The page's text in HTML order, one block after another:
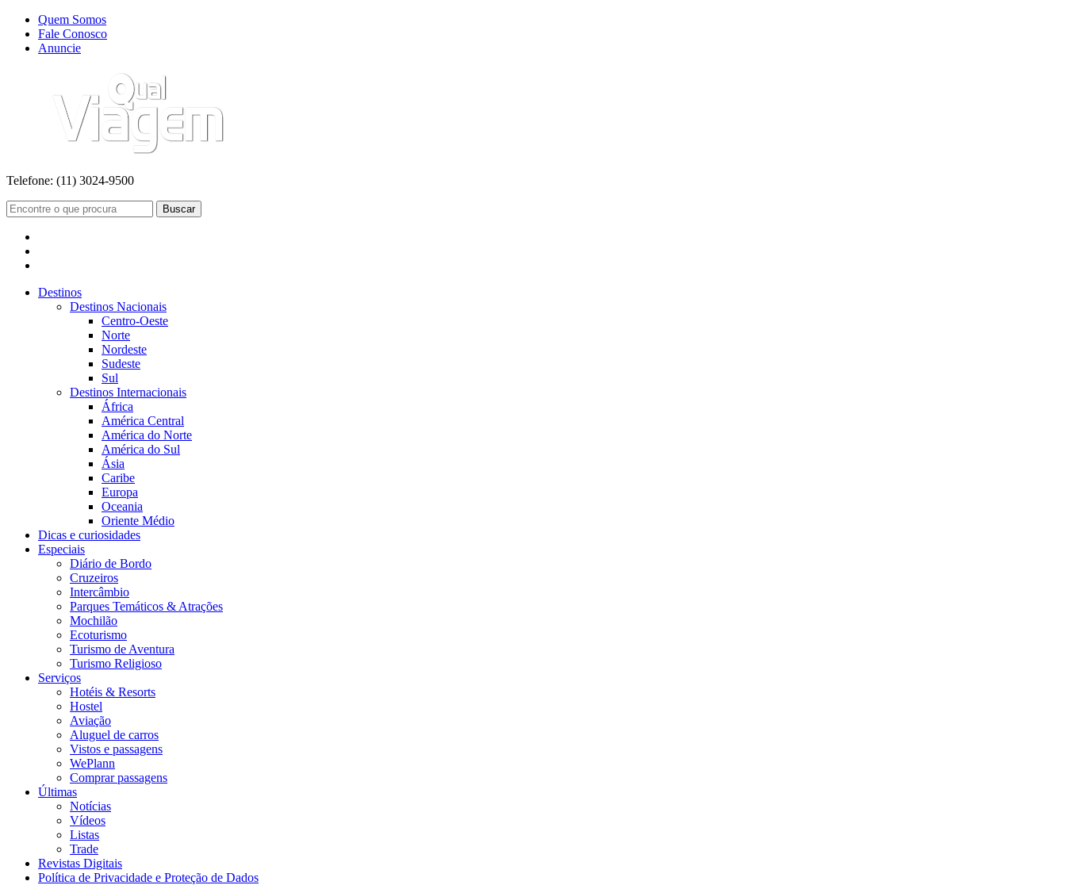
Quem Somos
Fale Conosco
Anuncie
Telefone: (11) 3024-9500
Buscar
Destinos
Destinos Nacionais
Centro-Oeste
Norte
Nordeste
Sudeste
Sul
Destinos Internacionais
África
América Central
América do Norte
América do Sul
Ásia
Caribe
Europa
Oceania
Oriente Médio
Dicas e curiosidades
Especiais
Diário de Bordo
Cruzeiros
Intercâmbio
Parques Temáticos & Atrações
Mochilão
Ecoturismo
Turismo de Aventura
Turismo Religioso
Serviços
Hotéis & Resorts
Hostel
Aviação
Aluguel de carros
Vistos e passagens
WePlann
Comprar passagens
Últimas
Notícias
Vídeos
Listas
Trade
Revistas Digitais
Política de Privacidade e Proteção de Dados